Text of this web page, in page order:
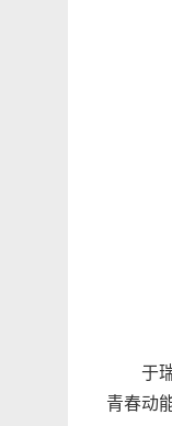
于
青春动能